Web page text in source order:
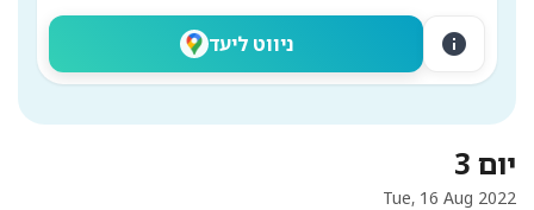
ניווט ליעד info
יום 3
Tue, 16 Aug 2022